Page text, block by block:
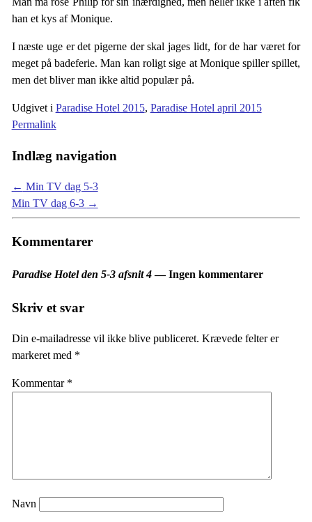
han et kys af Monique.
I næste uge er det pigerne der skal jages lidt, for de har været for
meget på badeferie. Man kan roligt sige at Monique spiller spillet,
men det bliver man ikke altid populær på.
Udgivet i Paradise Hotel 2015, Paradise Hotel april 2015
Permalink
Indlæg navigation
← Min TV dag 5-3
Min TV dag 6-3 →
Kommentarer
Paradise Hotel den 5-3 afsnit 4— Ingen kommentarer
Skriv et svar
Din e-mailadresse vil ikke blive publiceret. Krævede felter er
markeret med *
Kommentar *
Navn